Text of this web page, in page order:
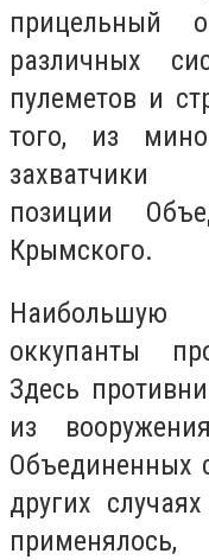
прицельный
различных
пулеметов и
того, из
захватчики
позиции
Крымского.
Наибольшую
оккупанты
Здесь
из
Объединенных
других